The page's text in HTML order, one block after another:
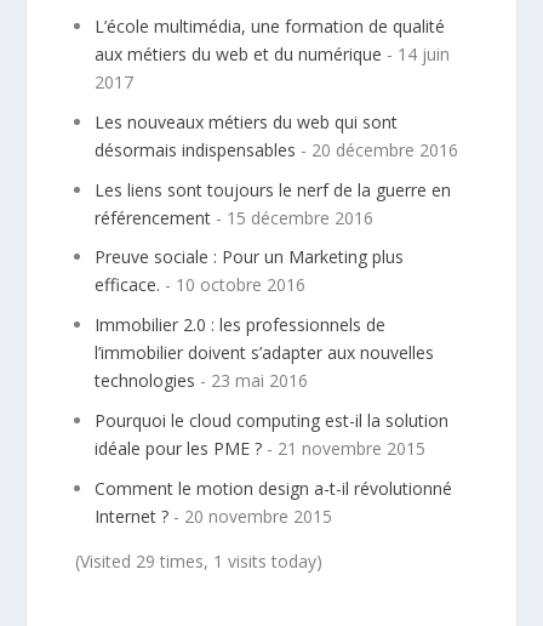
L’école multimédia, une formation de qualité
aux métiers du web et du numérique - 14 juin
2017
Les nouveaux métiers du web qui sont
désormais indispensables - 20 décembre 2016
Les liens sont toujours le nerf de la guerre en
référencement - 15 décembre 2016
Preuve sociale : Pour un Marketing plus
efficace. - 10 octobre 2016
Immobilier 2.0 : les professionnels de
l’immobilier doivent s’adapter aux nouvelles
technologies - 23 mai 2016
Pourquoi le cloud computing est-il la solution
idéale pour les PME ? - 21 novembre 2015
Comment le motion design a-t-il révolutionné
Internet ? - 20 novembre 2015
(Visited 29 times, 1 visits today)